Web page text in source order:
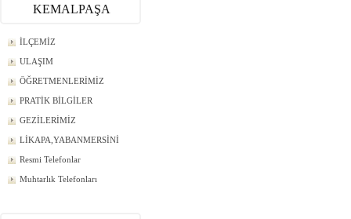
KEMALPAŞA
İLÇEMİZ
ULAŞIM
ÖĞRETMENLERİMİZ
PRATİK BİLGİLER
GEZİLERİMİZ
LİKAPA,YABANMERSİNİ
Resmi Telefonlar
Muhtarlık Telefonları